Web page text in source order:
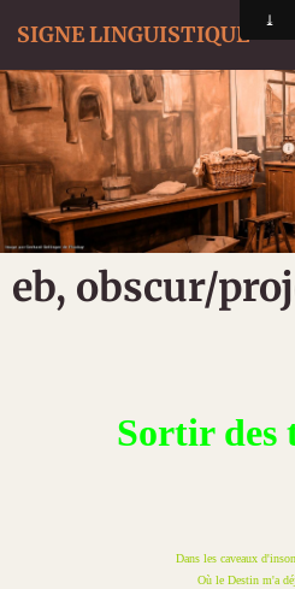
SIGNE LINGUISTIQUE
eb, obscur/
Sortir des
Dans les caveaux
Où le Destin m'a